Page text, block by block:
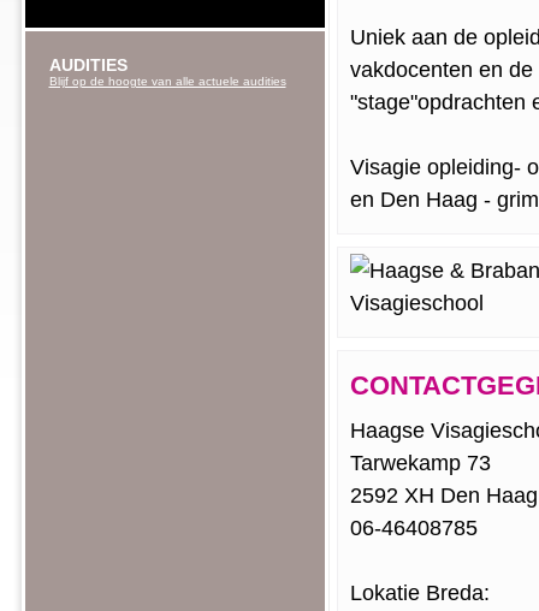
AUDITIES
Blijf op de hoogte van alle actuele audities
Uniek aan de
vakdocenten en
"stage"opdrachten
Visagie opleiding-
en Den Haag -
Haagse
Tarwekamp 73
2592 XH Den Haag
06-46408785
Lokatie Breda: